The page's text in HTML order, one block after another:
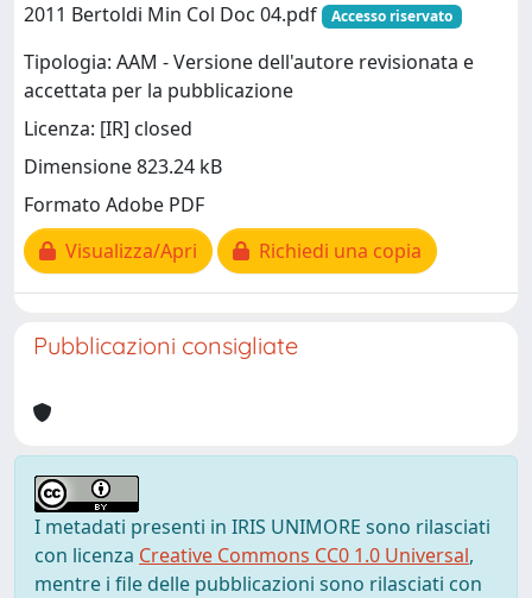
2011 Bertoldi Min Col Doc 04.pdf
Accesso riservato
Tipologia: AAM - Versione dell'autore revisionata e
accettata per la pubblicazione
Licenza: [IR] closed
Dimensione 823.24 kB
Formato Adobe PDF
Visualizza/Apri
Richiedi una copia
Pubblicazioni consigliate
I metadati presenti in IRIS UNIMORE sono rilasciati
con licenza Creative Commons CC0 1.0 Universal,
mentre i file delle pubblicazioni sono rilasciati con